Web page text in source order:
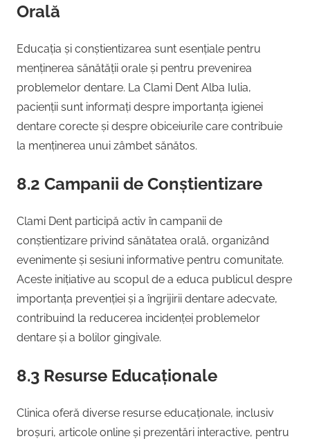
Orală
Educația și conștientizarea sunt esențiale pentru
menținerea sănătății orale și pentru prevenirea
problemelor dentare. La Clami Dent Alba Iulia,
pacienții sunt informați despre importanța igienei
dentare corecte și despre obiceiurile care contribuie
la menținerea unui zâmbet sănătos.
8.2 Campanii de Conștientizare
Clami Dent participă activ în campanii de
conștientizare privind sănătatea orală, organizând
evenimente și sesiuni informative pentru comunitate.
Aceste inițiative au scopul de a educa publicul despre
importanța prevenției și a îngrijirii dentare adecvate,
contribuind la reducerea incidenței problemelor
dentare și a bolilor gingivale.
8.3 Resurse Educaționale
Clinica oferă diverse resurse educaționale, inclusiv
broșuri, articole online și prezentări interactive, pentru